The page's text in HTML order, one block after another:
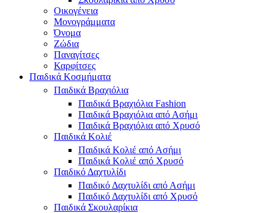
Οικογένεια
Μονογράμματα
Όνομα
Ζώδια
Παναγίτσες
Καρφίτσες
Παιδικά Κοσμήματα
Παιδικά Βραχιόλια
Παιδικά Βραχιόλια Fashion
Παιδικά Βραχιόλια από Ασήμι
Παιδικά Βραχιόλια από Χρυσό
Παιδικά Κολιέ
Παιδικά Κολιέ από Ασήμι
Παιδικά Κολιέ από Χρυσό
Παιδικό Δαχτυλίδι
Παιδικό Δαχτυλίδι από Ασήμι
Παιδικό Δαχτυλίδι από Χρυσό
Παιδικά Σκουλαρίκια